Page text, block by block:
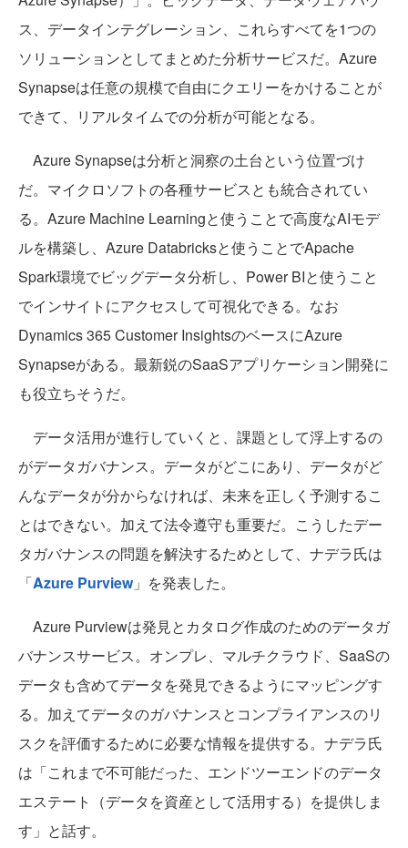
ス、データインテグレーション、これらすべてを1つの
ソリューションとしてまとめた分析サービスだ。Azure
Synapseは任意の規模で自由にクエリーをかけることが
できて、リアルタイムでの分析が可能となる。
Azure Synapseは分析と洞察の土台という位置づけ
だ。マイクロソフトの各種サービスとも統合されてい
る。Azure Machine Learningと使うことで高度なAIモデ
ルを構築し、Azure Databricksと使うことでApache
Spark環境でビッグデータ分析し、Power BIと使うこと
でインサイトにアクセスして可視化できる。なお
Dynamics 365 Customer InsightsのベースにAzure
Synapseがある。最新鋭のSaaSアプリケーション開発に
も役立ちそうだ。
データ活用が進行していくと、課題として浮上するの
がデータガバナンス。データがどこにあり、データがど
んなデータが分からなければ、未来を正しく予測するこ
とはできない。加えて法令遵守も重要だ。こうしたデー
タガバナンスの問題を解決するためとして、ナデラ氏は
「Azure Purview」を発表した。
Azure Purviewは発見とカタログ作成のためのデータガ
バナンスサービス。オンプレ、マルチクラウド、SaaSの
データも含めてデータを発見できるようにマッピングす
る。加えてデータのガバナンスとコンプライアンスのリ
スクを評価するために必要な情報を提供する。ナデラ氏
は「これまで不可能だった、エンドツーエンドのデータ
エステート（データを資産として活用する）を提供しま
す」と話す。